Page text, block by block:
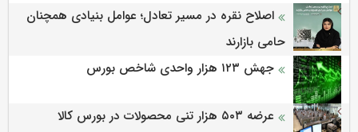
اصلاح نقره در مسیر تعادل؛ عوامل بنیادی همچنان
حامی بازارند
جهش ۱۲۳ هزار واحدی شاخص بورس
عرضه ۵۰۳ هزار تنی محصولات در بورس کالا